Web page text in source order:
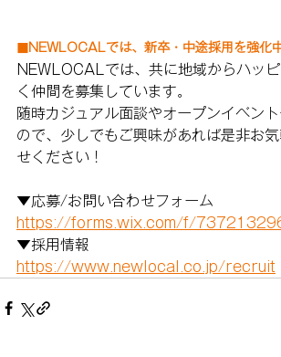
◼︎NEWLOCALでは、新卒・中途採用を強化
NEWLOCALでは、共に地域からハッ
く仲間を募集しています。
随時カジュアル面談やオープンイベン
ので、少しでもご興味があれば是非お
せください！
▼応募/お問い合わせフォーム
https://forms.wix.com/f/
▼採用情報
https://www.newlocal.co.jp/recruit